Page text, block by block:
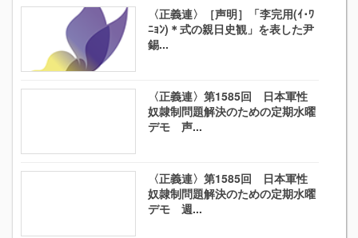
〈正義連〉［声明］「李完用(ｲ･ﾜ
ﾆｮﾝ)＊式の親日史観」を表した尹
錫...
〈正義連〉第1585回 日本軍性
奴隷制問題解決のための定期水曜
デモ 声...
〈正義連〉第1585回 日本軍性
奴隷制問題解決のための定期水曜
デモ 週...